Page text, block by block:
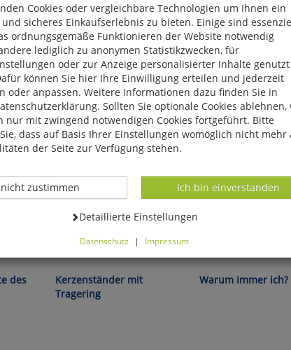
des
Kerzenständer mit
Tragering
Warum immer ich?
Cookies oder vergleichbare Technologien um Ihnen ein
sicheres Einkaufserlebnis zu bieten. Einige sind
ordnungsgemäße Funktionieren der Website notwendig
lediglich zu anonymen Statistikzwecken, für
oder zur Anzeige personalisierter Inhalte genutzt
können Sie hier Ihre Einwilligung erteilen und jederzeit
oder anpassen. Weitere Informationen dazu finden Sie in
Sollten Sie optionale Cookies ablehnen,
nur mit zwingend notwendigen Cookies fortgeführt. Bitte
dass auf Basis Ihrer Einstellungen womöglich nicht mehr
der Seite zur Verfügung stehen.
Datenverarbeitung -
Ich bin einverstanden
Datenverarbeitung -
nicht zustimmen
Datenverarbeitung -
Detaillierte Einstellungen
Datenschutz | Impressum
wird Ihr Besuch nur mit zwingend notwendigen
Bitte beachten Sie, dass auf Basis Ihrer Einstellungen
alle Funktionalitäten der Seite zur Verfügung stehen.